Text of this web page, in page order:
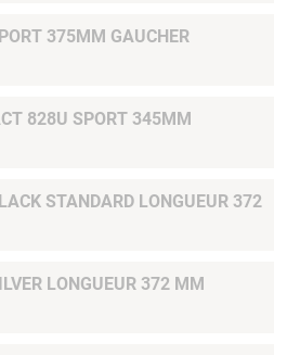
375MM GAUCHER
828U SPORT 345MM
372
LONGUEUR 372 MM